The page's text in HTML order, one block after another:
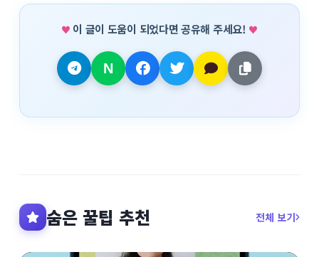
이 글이 도움이 되었다면 공유해 주세요!
숨은 꿀팁 추천 전체 보기